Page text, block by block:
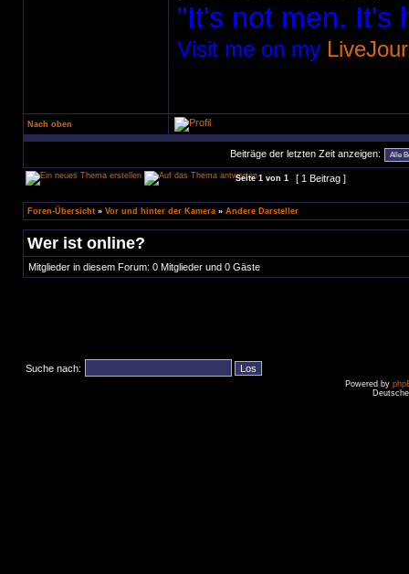
"It's not men. It's
Visit me on my
Nach oben
Beiträge der letzten Zeit anzeigen:
Seite1 von 1 [ 1 Beitrag ]
Foren-Übersicht » Vor und hinter der Kamera » Andere Darsteller
Wer ist online?
Mitglieder in diesem Forum: 0 Mitglieder und 0 Gäste
Suche nach:
Powered by